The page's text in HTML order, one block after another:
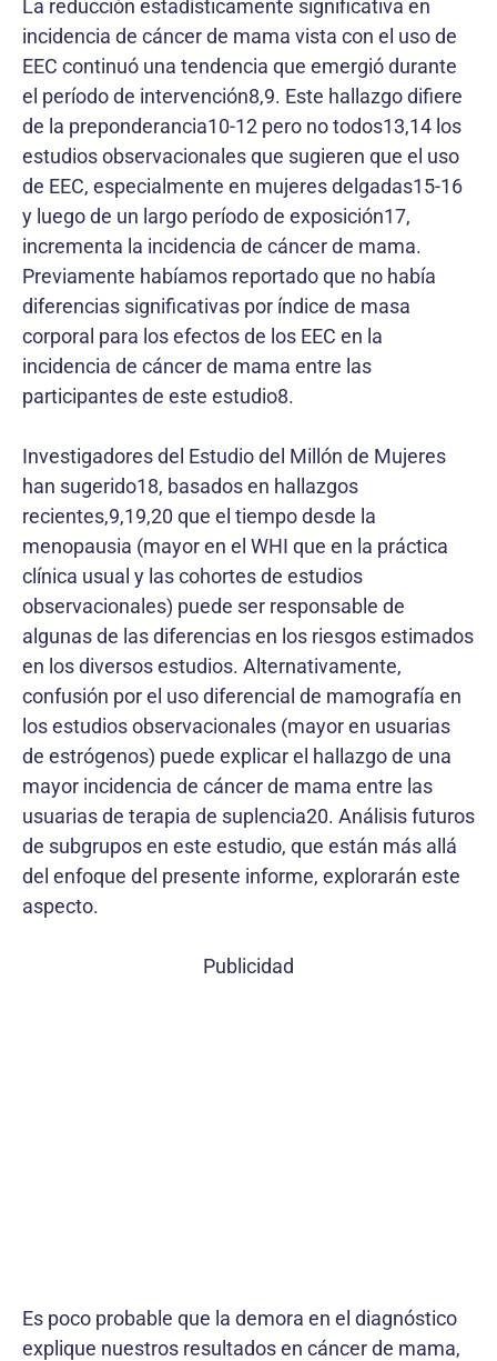
La reducción estadísticamente significativa en
incidencia de cáncer de mama vista con el uso de
EEC continuó una tendencia que emergió durante
el período de intervención8,9. Este hallazgo difiere
de la preponderancia10-12 pero no todos13,14 los
estudios observacionales que sugieren que el uso
de EEC, especialmente en mujeres delgadas15-16
y luego de un largo período de exposición17,
incrementa la incidencia de cáncer de mama.
Previamente habíamos reportado que no había
diferencias significativas por índice de masa
corporal para los efectos de los EEC en la
incidencia de cáncer de mama entre las
participantes de este estudio8.
Investigadores del Estudio del Millón de Mujeres
han sugerido18, basados en hallazgos
recientes,9,19,20 que el tiempo desde la
menopausia (mayor en el WHI que en la práctica
clínica usual y las cohortes de estudios
observacionales) puede ser responsable de
algunas de las diferencias en los riesgos estimados
en los diversos estudios. Alternativamente,
confusión por el uso diferencial de mamografía en
los estudios observacionales (mayor en usuarias
de estrógenos) puede explicar el hallazgo de una
mayor incidencia de cáncer de mama entre las
usuarias de terapia de suplencia20. Análisis futuros
de subgrupos en este estudio, que están más allá
del enfoque del presente informe, explorarán este
aspecto.
Publicidad
Es poco probable que la demora en el diagnóstico
explique nuestros resultados en cáncer de mama,